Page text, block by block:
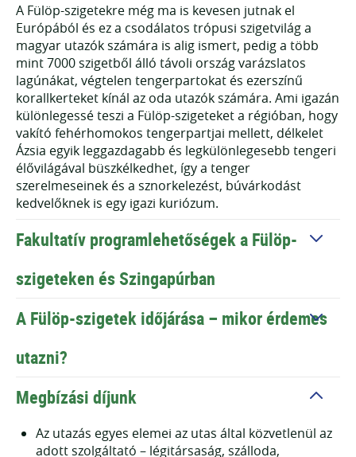
A Fülöp-szigetekre még ma is kevesen jutnak el
Európából és ez a csodálatos trópusi szigetvilág a
magyar utazók számára is alig ismert, pedig a több
mint 7000 szigetből álló távoli ország varázslatos
lagúnákat, végtelen tengerpartokat és ezerszínű
korallkerteket kínál az oda utazók számára. Ami igazán
különlegessé teszi a Fülöp-szigeteket a régióban, hogy
vakító fehérhomokos tengerpartjai mellett, délkelet
Ázsia egyik leggazdagabb és legkülönlegesebb tengeri
élővilágával büszkélkedhet, így a tenger
szerelmeseinek és a sznorkelezést, búvárkodást
kedvelőknek is egy igazi kuriózum.
Fakultatív programlehetőségek a Fülöp-
szigeteken és Szingapúrban
Fülöp-szigetek és Szinapúr
Gardens by the Bay
Sentosa Island
Merlion Park
A Fülöp-szigetek időjárása – mikor érdemes
utazni?
Megbízási díjunk
Az utazás egyes elemei az utas által közvetlenül az
adott szolgáltató – légitársaság, szálloda,